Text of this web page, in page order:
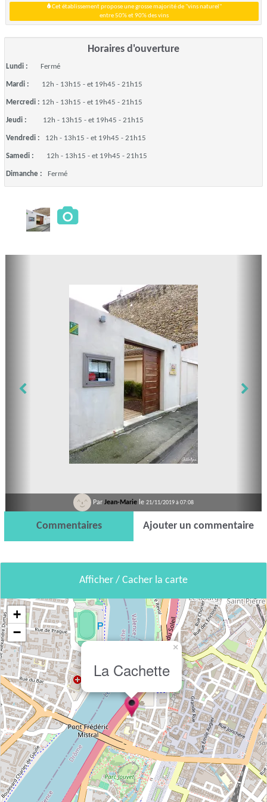
Cet établissement propose une grosse majorité de "vins naturel"
entre 50% et 90% des vins
Horaires d'ouverture
Lundi : Fermé
Mardi : 12h - 13h15 - et 19h45 - 21h15
Mercredi : 12h - 13h15 - et 19h45 - 21h15
Jeudi : 12h - 13h15 - et 19h45 - 21h15
Vendredi : 12h - 13h15 - et 19h45 - 21h15
Samedi : 12h - 13h15 - et 19h45 - 21h15
Dimanche : Fermé
Par Jean-Marie le 21/11/2019 à 07:08
Commentaires Ajouter un commentaire
Afficher / Cacher la carte
La Cachette
×
+
−